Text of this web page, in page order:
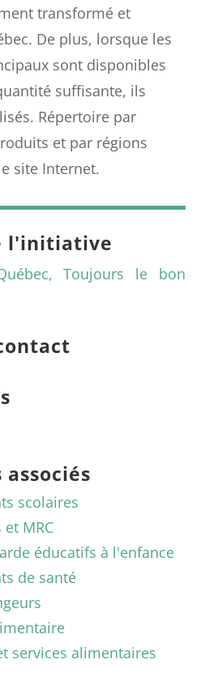
transformé et
De plus, lorsque les
sont disponibles
suffisante, ils
Répertoire par
et par régions
site Internet.
l'initiative
Toujours le bon
scolaires
MRC
éducatifs à l'enfance
de santé
services alimentaires